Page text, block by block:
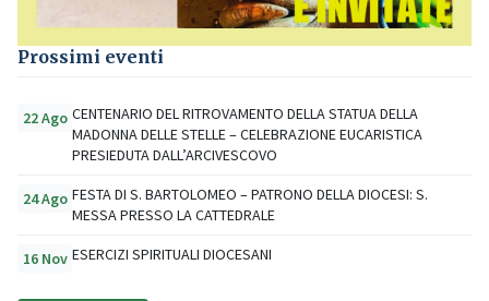
Prossimi eventi
22 Ago CENTENARIO DEL RITROVAMENTO DELLA STATUA DELLA
MADONNA DELLE STELLE – CELEBRAZIONE EUCARISTICA
PRESIEDUTA DALL’ARCIVESCOVO
24 Ago FESTA DI S. BARTOLOMEO – PATRONO DELLA DIOCESI: S.
MESSA PRESSO LA CATTEDRALE
16 Nov ESERCIZI SPIRITUALI DIOCESANI